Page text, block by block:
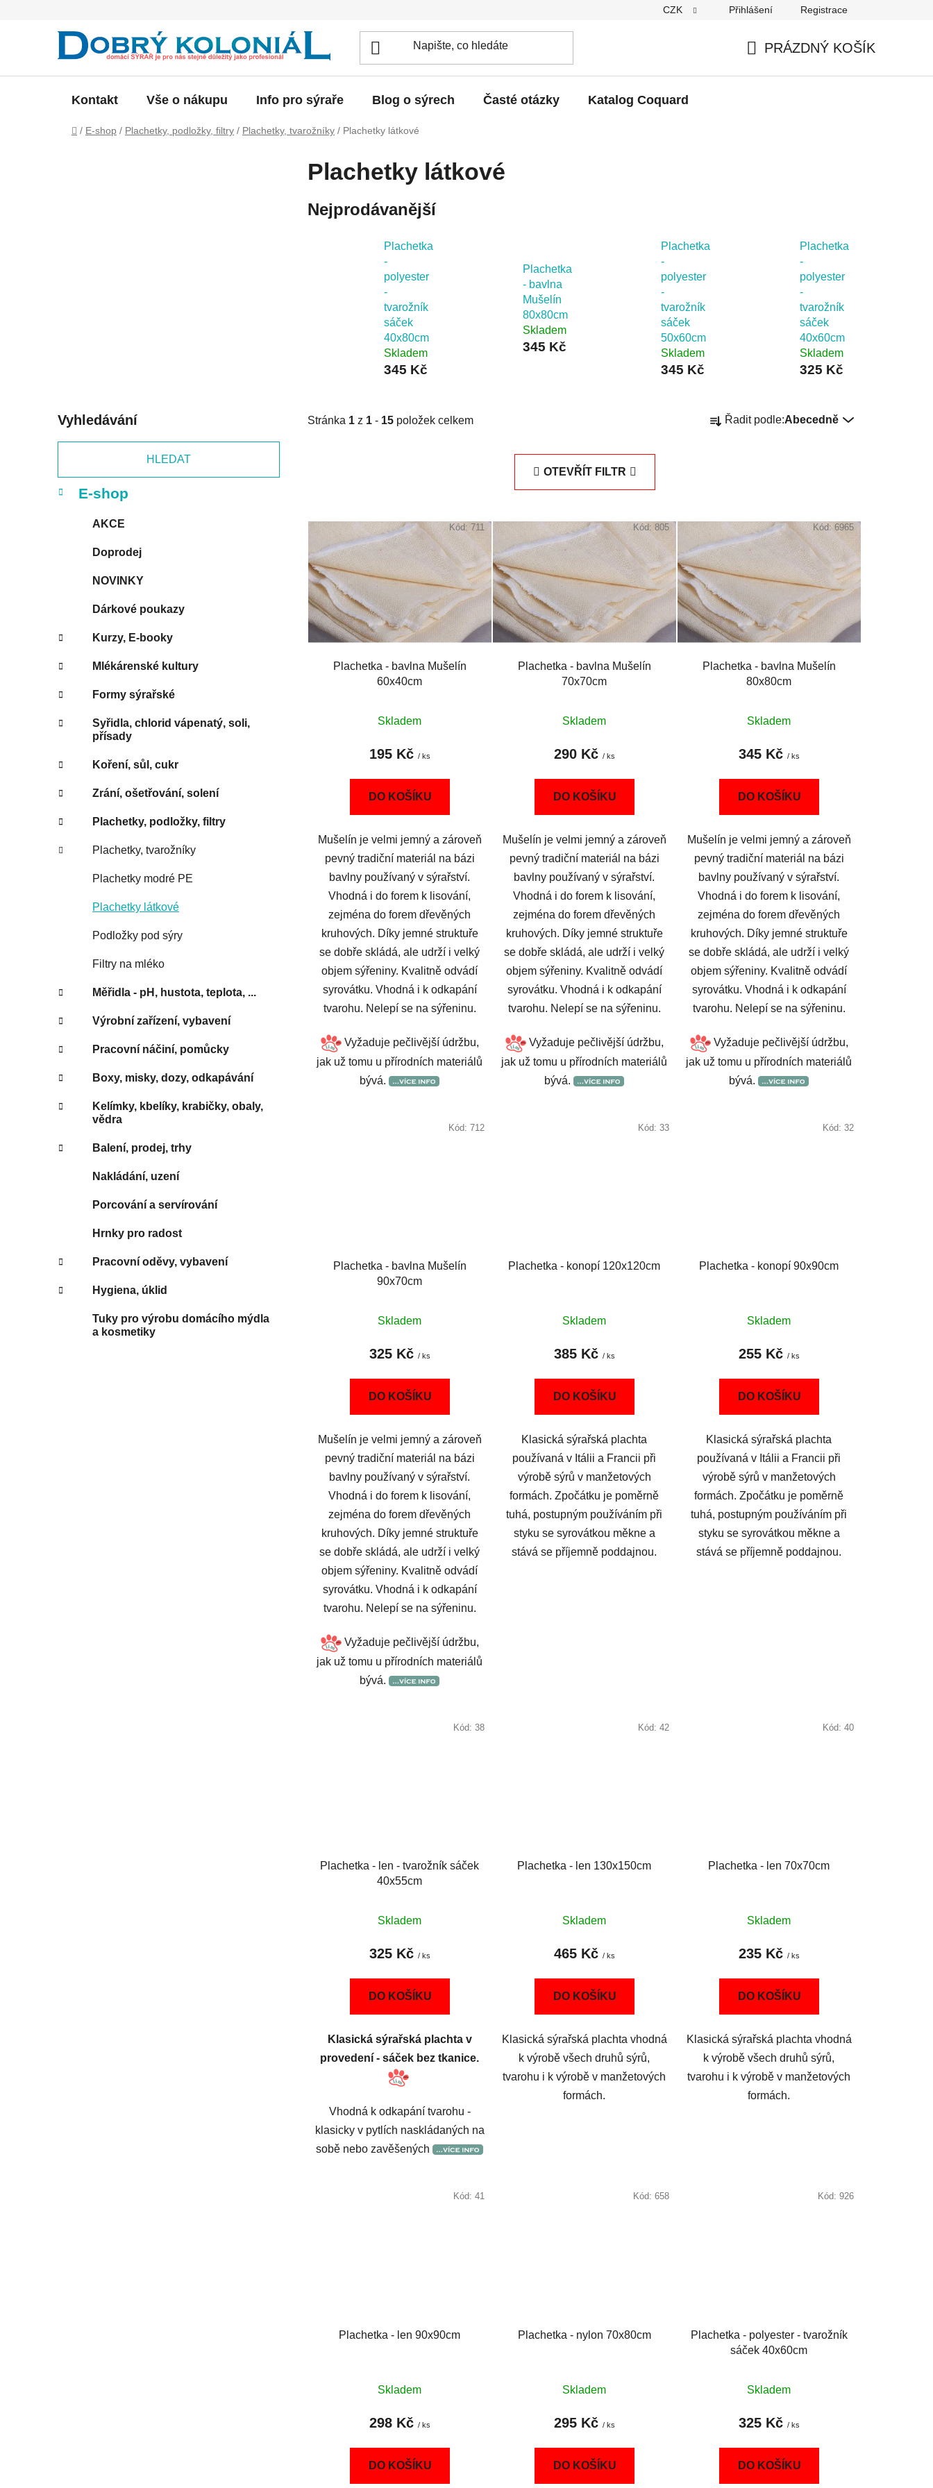
CZK Přihlášení Registrace
PRÁZDNÝ KOŠÍK
Kontakt Vše o nákupu Info pro sýraře Blog o sýrech Časté otázky Katalog Coquard
Domů
/ E-shop / Plachetky, podložky, filtry / Plachetky, tvarožníky / Plachetky látkové
Vyhledávání
HLEDAT
kategorie
K
a
E-shop
AKCE
Doprodej
NOVINKY
Dárkové poukazy
Kurzy, E-booky
Mlékárenské kultury
Formy sýrařské
Syřidla, chlorid vápenatý, soli,
přísady
Koření, sůl, cukr
Zrání, ošetřování, solení
Plachetky, podložky, filtry
Plachetky, tvarožníky
Plachetky modré PE
Plachetky látkové
Podložky pod sýry
Filtry na mléko
Měřidla - pH, hustota, teplota, ...
Výrobní zařízení, vybavení
Pracovní náčiní, pomůcky
Boxy, misky, dozy, odkapávání
Kelímky, kbelíky, krabičky, obaly,
vědra
Balení, prodej, trhy
Nakládání, uzení
Porcování a servírování
Hrnky pro radost
Pracovní oděvy, vybavení
Hygiena, úklid
Tuky pro výrobu domácího mýdla
a kosmetiky
Plachetky látkové
Nejprodávanější
Plachetka
-
polyester
-
tvarožník
sáček
40x80cm
Skladem
345 Kč
Plachetka
- bavlna
Mušelín
80x80cm
Skladem
345 Kč
Plachetka
-
polyester
-
tvarožník
sáček
50x60cm
Skladem
345 Kč
Plachetka
-
polyester
-
tvarožník
sáček
40x60cm
Skladem
325 Kč
Stránka 1 z 1 - 15 položek celkem
a
p
r
o
d
u
k
t
ů
Řadit podle:Abecedně
OTEVŘÍT FILTR
ý
p
i
s
p
r
o
Plachetka - bavlna Mušelín
60x40cm
Skladem
195 Kč / ks
DO KOŠÍKU
Mušelín je velmi jemný a zároveň
pevný tradiční materiál na bázi
bavlny používaný v sýrařství.
Vhodná i do forem k lisování,
zejména do forem dřevěných
kruhových. Díky jemné struktuře
se dobře skládá, ale udrží i velký
objem sýřeniny. Kvalitně odvádí
syrovátku. Vhodná i k odkapání
tvarohu. Nelepí se na sýřeninu.
Vyžaduje pečlivější údržbu,
jak už tomu u přírodních materiálů
bývá.
Kód:711
Plachetka - bavlna Mušelín
70x70cm
Skladem
290 Kč / ks
DO KOŠÍKU
Mušelín je velmi jemný a zároveň
pevný tradiční materiál na bázi
bavlny používaný v sýrařství.
Vhodná i do forem k lisování,
zejména do forem dřevěných
kruhových. Díky jemné struktuře
se dobře skládá, ale udrží i velký
objem sýřeniny. Kvalitně odvádí
syrovátku. Vhodná i k odkapání
tvarohu. Nelepí se na sýřeninu.
Vyžaduje pečlivější údržbu,
jak už tomu u přírodních materiálů
bývá.
Kód:805
Plachetka - bavlna Mušelín
80x80cm
Skladem
345 Kč / ks
DO KOŠÍKU
Mušelín je velmi jemný a zároveň
pevný tradiční materiál na bázi
bavlny používaný v sýrařství.
Vhodná i do forem k lisování,
zejména do forem dřevěných
kruhových. Díky jemné struktuře
se dobře skládá, ale udrží i velký
objem sýřeniny. Kvalitně odvádí
syrovátku. Vhodná i k odkapání
tvarohu. Nelepí se na sýřeninu.
Vyžaduje pečlivější údržbu,
jak už tomu u přírodních materiálů
bývá.
Kód:6965
Plachetka - bavlna Mušelín
90x70cm
Skladem
325 Kč / ks
DO KOŠÍKU
Mušelín je velmi jemný a zároveň
pevný tradiční materiál na bázi
bavlny používaný v sýrařství.
Vhodná i do forem k lisování,
zejména do forem dřevěných
kruhových. Díky jemné struktuře
se dobře skládá, ale udrží i velký
objem sýřeniny. Kvalitně odvádí
syrovátku. Vhodná i k odkapání
tvarohu. Nelepí se na sýřeninu.
Vyžaduje pečlivější údržbu,
jak už tomu u přírodních materiálů
bývá.
Kód: 712
Plachetka - konopí 120x120cm
Skladem
385 Kč / ks
DO KOŠÍKU
Klasická sýrařská plachta
používaná v Itálii a Francii při
výrobě sýrů v manžetových
formách. Zpočátku je poměrně
tuhá, postupným používáním při
styku se syrovátkou měkne a
stává se příjemně poddajnou.
Kód: 33
Plachetka - konopí 90x90cm
Skladem
255 Kč / ks
DO KOŠÍKU
Klasická sýrařská plachta
používaná v Itálii a Francii při
výrobě sýrů v manžetových
formách. Zpočátku je poměrně
tuhá, postupným používáním při
styku se syrovátkou měkne a
stává se příjemně poddajnou.
Kód: 32
Plachetka - len - tvarožník sáček
40x55cm
Skladem
325 Kč / ks
DO KOŠÍKU
Klasická sýrařská plachta v
provedení - sáček bez tkanice.
Vhodná k odkapání tvarohu -
klasicky v pytlích naskládaných na
sobě nebo zavěšených
Kód: 38
Plachetka - len 130x150cm
Skladem
465 Kč / ks
DO KOŠÍKU
Klasická sýrařská plachta vhodná
k výrobě všech druhů sýrů,
tvarohu i k výrobě v manžetových
formách.
Kód: 42
Plachetka - len 70x70cm
Skladem
235 Kč / ks
DO KOŠÍKU
Klasická sýrařská plachta vhodná
k výrobě všech druhů sýrů,
tvarohu i k výrobě v manžetových
formách.
Kód: 40
Plachetka - len 90x90cm
Skladem
298 Kč / ks
DO KOŠÍKU
Kód: 41
Plachetka - nylon 70x80cm
Skladem
295 Kč / ks
DO KOŠÍKU
Kód: 658
Plachetka - polyester - tvarožník
sáček 40x60cm
Skladem
325 Kč / ks
DO KOŠÍKU
Kód: 926